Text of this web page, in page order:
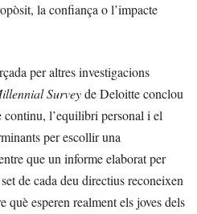
la confiança o l’impacte
per altres investigacions
Surveyde Deloitte conclou
continu, l’equilibri personal i el
per escollir una
que un informe elaborat per
de cada deu directius reconeixen
esperen realment els joves dels